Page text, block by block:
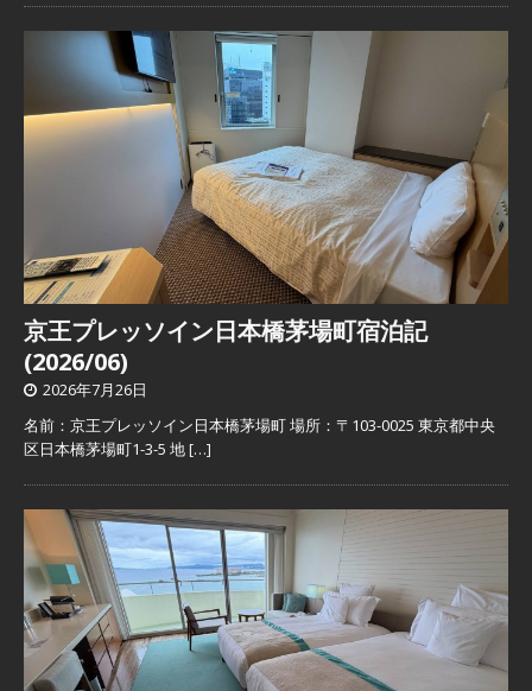
京王プレッソイン日本橋茅場町宿泊記
(2026/06)
2026年7月26日
名前：京王プレッソイン日本橋茅場町 場所：〒103-0025 東京都中央
区日本橋茅場町1-3-5 地[…]